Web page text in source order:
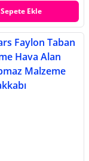
Sepete Ekle